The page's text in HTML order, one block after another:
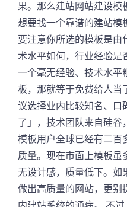
果。那么建站网站建设模
想要找一个靠谱的建站模
要注意你所选的模板是由
术水平如何，行业经验是
一个毫无经验、技术水平
板，那就等于免费给人当
议选择业内比较知名、口
了」，技术团队来自硅谷
模板用户全球已经有二百
质量。现在市面上模板
无设计感，质量低下。如
做出高质量的网站，更别